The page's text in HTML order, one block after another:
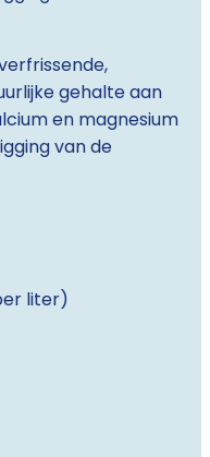
gehalte aan
en magnesium
van de
liter)